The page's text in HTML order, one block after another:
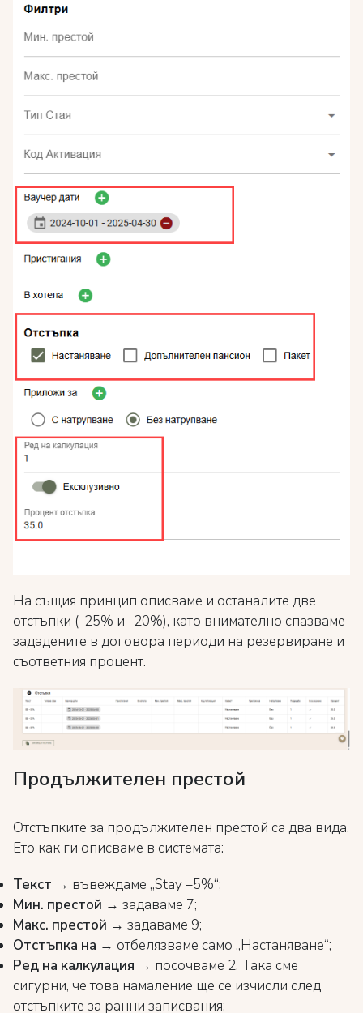
На същия принцип описваме и останалите две
отстъпки (-25% и -20%), като внимателно спазваме
зададените в договора периоди на резервиране и
съответния процент.
Продължителен престой
Отстъпките за продължителен престой са два вида.
Ето как ги описваме в системата:
Текст → въвеждаме „Stay –5%“;
Мин. престой → задаваме 7;
Макс. престой → задаваме 9;
Отстъпка на → отбелязваме само „Настаняване“;
Ред на калкулация → посочваме 2. Така сме
сигурни, че това намаление ще се изчисли след
отстъпките за ранни записвания;